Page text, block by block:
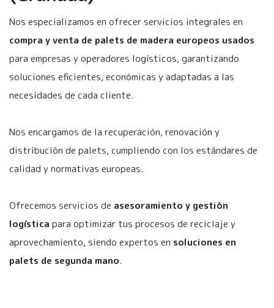
Nos especializamos en ofrecer servicios integrales en
compra y venta de palets de madera europeos usados
para empresas y operadores logísticos, garantizando
soluciones eficientes, económicas y adaptadas a las
necesidades de cada cliente.
Nos encargamos de la recuperación, renovación y
distribución de palets, cumpliendo con los estándares de
calidad y normativas europeas.
Ofrecemos servicios de asesoramiento y gestión
logística para optimizar tus procesos de reciclaje y
aprovechamiento, siendo expertos en soluciones en
palets de segunda mano.